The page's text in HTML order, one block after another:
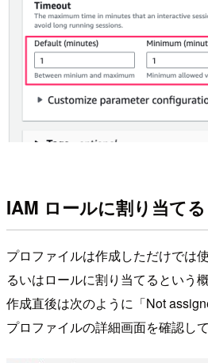
IAM ロールに割り当てる
プロファイルは作成しただけでは
るいはロールに割り当てるという
作成直後は次のように「Not
プロファイルの詳細画面を確認し